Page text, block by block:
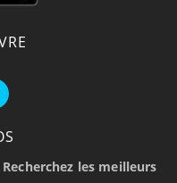
les meilleurs